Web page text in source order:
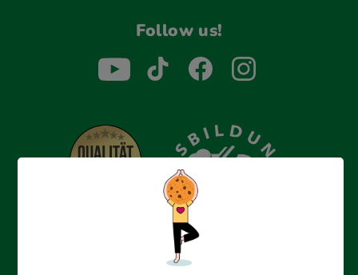
Follow us!
Erfolgreich bewerben mit Ausbildungspark: Wir
begleiten dich Schritt für Schritt bei deinem Start in den